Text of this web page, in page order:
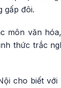
gấp đôi.
môn văn
thức trắc
cho biết với